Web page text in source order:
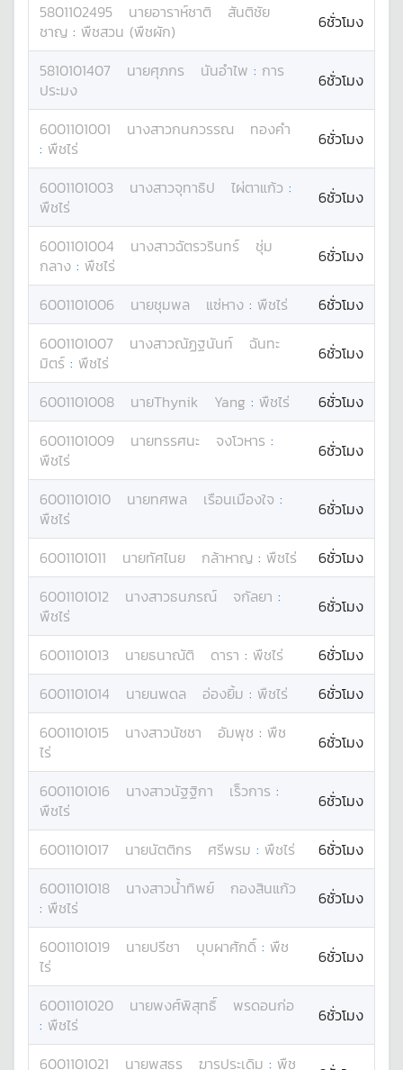
5801102495 นายอาราห์ชาติ
สันติชัย
ชาญ : พืชสวน (พืชผัก) 6ชั่วโมง
5810101407 นายศุภกร นันอำไพ : การ
ประมง
6ชั่วโมง
6001101001 นางสาวกนกวรรณ
ทองคำ
: พืชไร่ 6ชั่วโมง
6001101003 นางสาวจุทาธิป ไผ่ตาแก้ว :
พืชไร่
6ชั่วโมง
6001101004 นางสาวฉัตรวรินทร์
ชุ่ม
กลาง : พืชไร่ 6ชั่วโมง
6001101006 นายชุมพล แซ่หาง : พืชไร่
6ชั่วโมง
6001101007
นางสาวณัฏฐนันท์
ฉันทะ
มิตร์ : พืชไร่ 6ชั่วโมง
6001101008 นายThynik Yang : พืชไร่
6ชั่วโมง
6001101009
นายทรรศนะ จงโวหาร :
พืชไร่
6ชั่วโมง
6001101010 นายทศพล เรือนเมืองใจ :
พืชไร่
6ชั่วโมง
6001101011 นายทัศไนย กล้าหาญ : พืชไร่
6ชั่วโมง
6001101012
นางสาวธนภรณ์ จกัลยา :
พืชไร่
6ชั่วโมง
6001101013 นายธนาณัติ ดารา : พืชไร่
6ชั่วโมง
6001101014
นายนพดล อ่องยิ้ม : พืชไร่
6ชั่วโมง
6001101015
นางสาวนัชชา อัมพุช : พืช
ไร่
6ชั่วโมง
6001101016 นางสาวนัฐฐิกา เร็วการ :
พืชไร่
6ชั่วโมง
6001101017 นายนัตติกร ศรีพรม : พืชไร่
6ชั่วโมง
6001101018
นางสาวน้ำทิพย์
กองสินแก้ว
: พืชไร่ 6ชั่วโมง
6001101019 นายปรีชา บุบผาศักดิ์ : พืช
ไร่
6ชั่วโมง
6001101020 นายพงศ์พิสุทธิ์
พรดอนก่อ
: พืชไร่ 6ชั่วโมง
6001101021 นายพสธร ฆารประเดิม : พืช